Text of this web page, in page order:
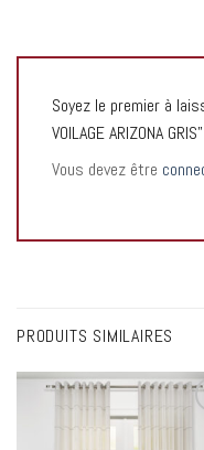
Soyez le premier à
VOILAGE ARIZONA GRIS”
Vous devez être
PRODUITS SIMILAIRES